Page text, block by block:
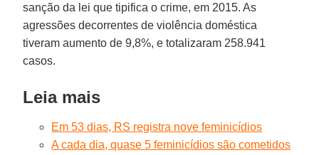
sanção da lei que tipifica o crime, em 2015. As
agressões decorrentes de violência doméstica
tiveram aumento de 9,8%, e totalizaram 258.941
casos.
Leia mais
Em 53 dias, RS registra nove feminicídios
A cada dia, quase 5 feminicídios são cometidos